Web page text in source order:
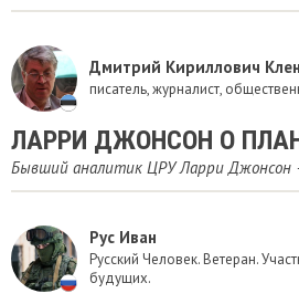
Дмитрий Кириллович
писатель, журналист,
​ЛАРРИ ДЖОНСОН О
Бывший аналитик ЦРУ Ларри Джонсон
Рус Иван
Русский Человек. Ветеран.
будущих.